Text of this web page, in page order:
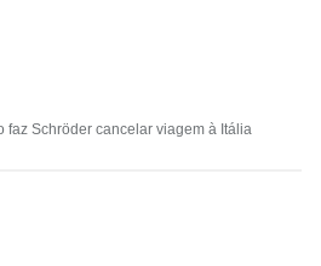
faz Schröder cancelar viagem à Itália